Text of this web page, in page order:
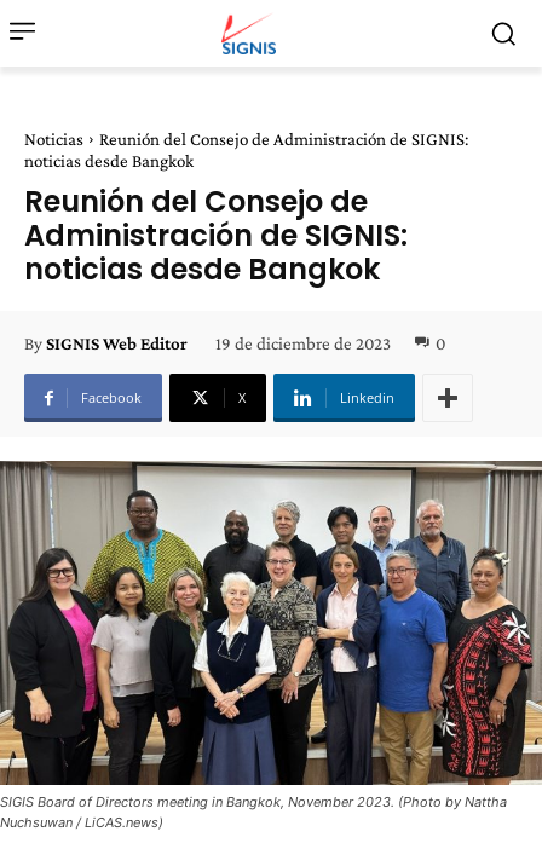
Noticias
Reunión del Consejo de Administración de SIGNIS:
noticias desde Bangkok
Reunión del Consejo de
Administración de SIGNIS:
noticias desde Bangkok
BySIGNIS Web Editor 19 de diciembre de 2023 0
Facebook X Linkedin
SIGIS Board of Directors meeting in Bangkok, November 2023. (Photo by Nattha
Nuchsuwan / LiCAS.news)